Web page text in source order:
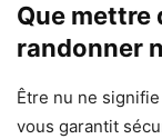
Que mettre
randonner
Être nu ne
vous garantit